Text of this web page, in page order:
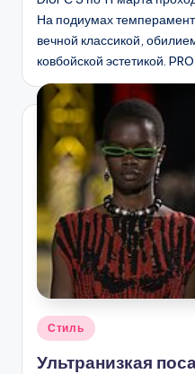
На подиумах
вечной классикой,
ковбойской эстетикой.
Опубликовано
Стиль
Ультранизкая